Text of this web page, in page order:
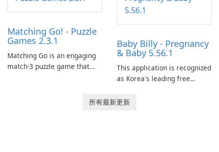
Matching Go! - Puzzle
Games 2.3.1
Matching Go is an engaging
match-3 puzzle game that
Baby Billy - Pregnancy
& Baby 5.56.1
This application is recognized
as Korea's leading free
baby tracking, offering
所有最新更新